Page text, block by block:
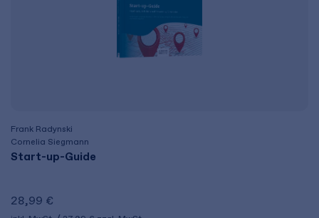
Frank Radynski
Cornelia Siegmann
Start-up-Guide
28,99 €